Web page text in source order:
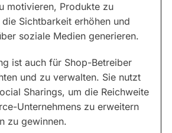
motivieren, Produkte zu
Sichtbarkeit erhöhen und
soziale Medien generieren.
ist auch für Shop-Betreiber
und zu verwalten. Sie nutzt
Sharings, um die Reichweite
Unternehmens zu erweitern
zu gewinnen.